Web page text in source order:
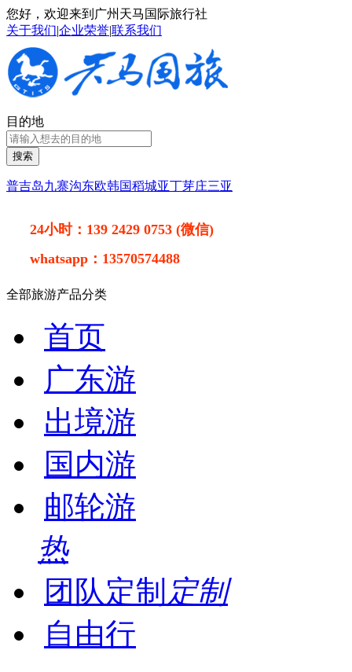
您好，欢迎来到广州天马国际旅行社
关于我们|企业荣誉|联系我们
目的地
搜索
普吉岛九寨沟东欧韩国稻城亚丁芽庄三亚
24小时： 139 2429 0753 (微信)
whatsapp： 13570574488
全部旅游产品分类
首页
广东游
出境游
国内游
邮轮游
热
团队定制 定制
自由行